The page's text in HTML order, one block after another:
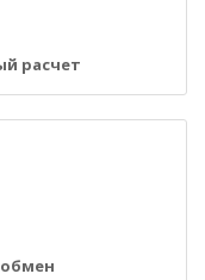
расчет